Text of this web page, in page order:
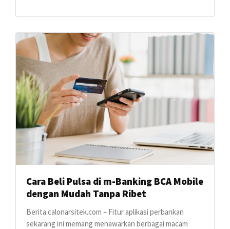
Cara Beli Pulsa di m-Banking BCA Mobile
dengan Mudah Tanpa Ribet
Berita.calonarsitek.com – Fitur aplikasi perbankan
sekarang ini memang menawarkan berbagai macam